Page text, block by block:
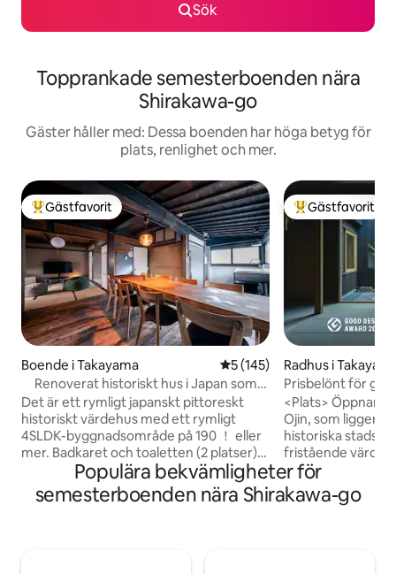
Sök
Topprankade semesterboenden nära
Shirakawa-go
Gäster håller med: Dessa boenden har höga betyg för
plats, renlighet och mer.
Populär gästfavorit
Gästfavorit
Boende i Takayama 5 av 5 i genomsnittligt
5 (145)
Renoverat historiskt hus i Japan som
är över 80 år gammalt / Gratis parkering
för en bil / Två toaletter / Hela huset för
dig själv
Det är ett rymligt japanskt pittoreskt
historiskt värdehus med ett rymligt
4SLDK-byggnadsområde på 190 ！ eller
mer. Badkaret och toaletten (2 platser)
är separata, och sovrummet kan
separeras av en fusuma för att hålla ett
privat utrymme. Köket och apparaterna
Populär
Gästfavorit
Radhus i
Prisbelönt för
teater), gratis
gamla hus, en
(upp till 8
<Plats> Öppnar i
Ojin, som ligger i
historiska
fristående
Oshinmachi,
goda japanska
Framför vårt hus,
Populära bekvämligheter för
semesterboenden nära Shirakawa-go